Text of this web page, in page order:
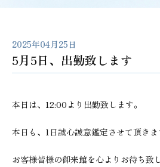
2025年04月25日
5月5日、出勤致します
本日は、12:00より出勤致します。
本日も、1日誠心誠意鑑定させて頂きま
お客様皆様の御来館を心よりお待ち致